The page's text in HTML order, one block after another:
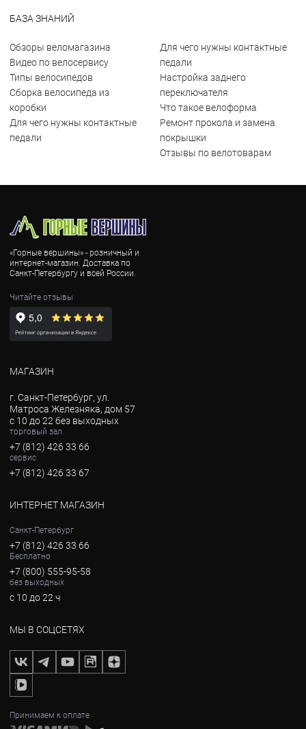
БАЗА ЗНАНИЙ
Обзоры веломагазина
Видео по велосервису
Типы велосипедов
Сборка велосипеда из
коробки
Для чего нужны контактные
педали
Для чего нужны контактные
педали
Настройка заднего
переключателя
Что такое велоформа
Ремонт прокола и замена
покрышки
Отзывы по велотоварам
«Горные вершины» - розничный и
интернет-магазин. Доставка по
Санкт-Петербургу и всей России.
Читайте отзывы
МАГАЗИН
г. Санкт-Петербург, ул.
Матроса Железняка, дом 57
с 10 до 22 без выходных
торговый зал
+7 (812) 426 33 66
сервис
+7 (812) 426 33 67
ИНТЕРНЕТ МАГАЗИН
Санкт-Петербург
+7 (812) 426 33 66
Бесплатно
+7 (800) 555-95-58
без выходных
с 10 до 22 ч
МЫ В СОЦСЕТЯХ
Принимаем к оплате